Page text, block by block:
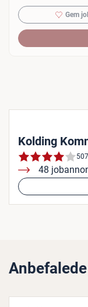
Gem
Kolding
48